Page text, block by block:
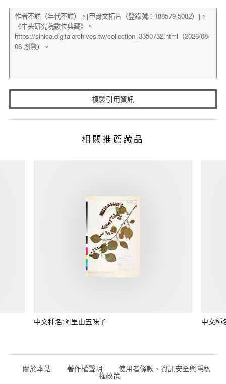
複製引用資訊
相關推薦藏品
中文種名:阿里山五味子 中文種
關於本站 著作權聲明 使用者條款、資訊安全與隱私
權政策